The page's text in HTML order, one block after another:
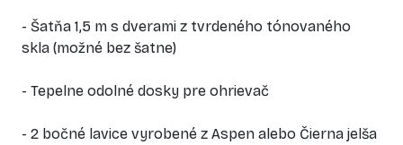
- Šatňa 1,5 m s dverami z tvrdeného tónovaného
skla (možné bez šatne)
- Tepelne odolné dosky pre ohrievač
- 2 bočné lavice vyrobené z Aspen alebo Čierna jelša